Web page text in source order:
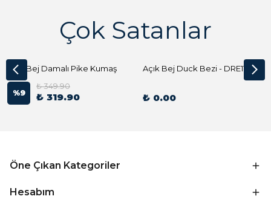
Çok Satanlar
Açık Bej Damalı Pike Kumaş
%9
₺ 349.90
₺ 319.90
Açık Bej Duck Bezi - DRE1144 Kumaş Peçete
₺ 0.00
Öne Çıkan Kategoriler
Hesabım